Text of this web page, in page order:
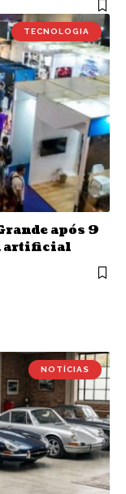
TECNOLOGIA
após 9
artificial
NOTÍCIAS